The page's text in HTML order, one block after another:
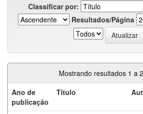
Classificar por:
Resultados/Página
Mostrando resultados 1 a
Ano de
publicação
Título